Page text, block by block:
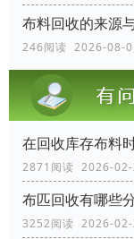
布料回收的来源
246阅读 2026-08-
在回收库存布料
2871阅读 2026-
布匹回收有哪些
3252阅读 2026-